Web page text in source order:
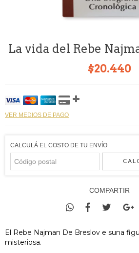
La vida del Rebe
$20.440
VER MEDIOS DE PAGO
CALCULÁ EL COSTO DE TU ENVÍO
COMPARTIR
El Rebe Najman De Breslov e suna
misteriosa.